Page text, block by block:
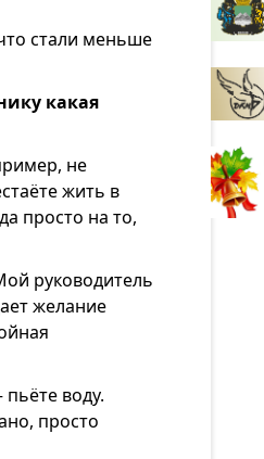
стали меньше
какая
не
жить в
просто на то,
руководитель
желание
воду.
просто